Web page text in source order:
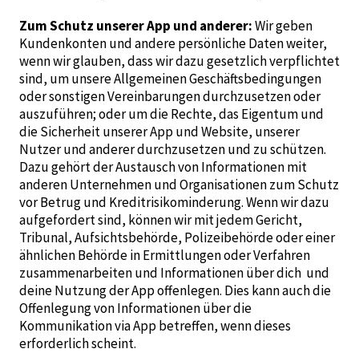
Zum Schutz unserer App und anderer:Wir geben
Kundenkonten und andere persönliche Daten weiter,
wenn wir glauben, dass wir dazu gesetzlich verpflichtet
sind, um unsere Allgemeinen Geschäftsbedingungen
oder sonstigen Vereinbarungen durchzusetzen oder
auszuführen; oder um die Rechte, das Eigentum und
die Sicherheit unserer App und Website, unserer
Nutzer und anderer durchzusetzen und zu schützen.
Dazu gehört der Austausch von Informationen mit
anderen Unternehmen und Organisationen zum Schutz
vor Betrug und Kreditrisikominderung. Wenn wir dazu
aufgefordert sind, können wir mit jedem Gericht,
Tribunal, Aufsichtsbehörde, Polizeibehörde oder einer
ähnlichen Behörde in Ermittlungen oder Verfahren
zusammenarbeiten und Informationen über dich und
deine Nutzung der App offenlegen. Dies kann auch die
Offenlegung von Informationen über die
Kommunikation via App betreffen, wenn dieses
erforderlich scheint.